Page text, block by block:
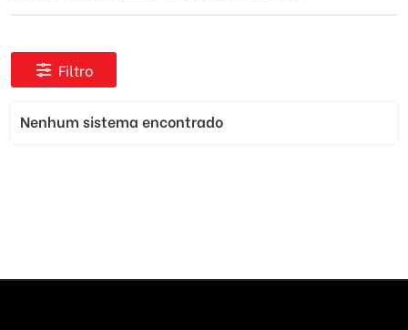
Filtro
Nenhum sistema encontrado